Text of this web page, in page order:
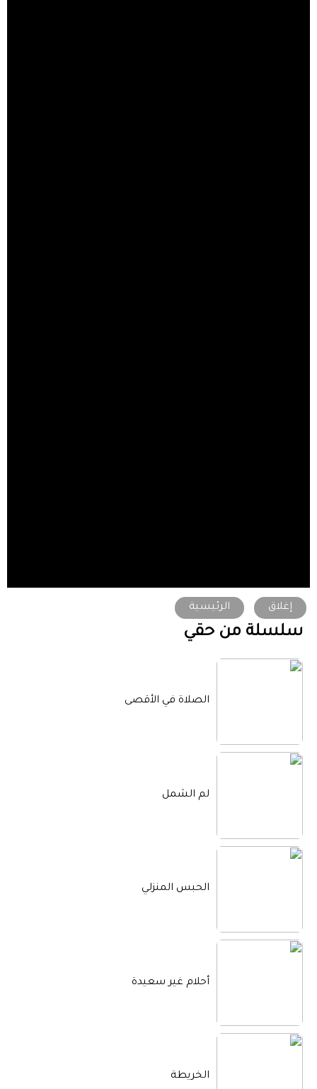
إغلاق الرئيسية
سلسلة من حقي
الصلاة في الأقصى
لم الشمل
الحبس المنزلي
أحلام غير سعيدة
الخريطة